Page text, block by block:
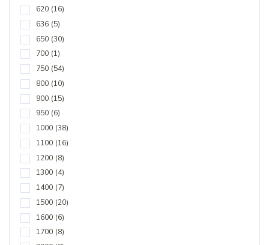
620 (16)
636 (5)
650 (30)
700 (1)
750 (54)
800 (10)
900 (15)
950 (6)
1000 (38)
1100 (16)
1200 (8)
1300 (4)
1400 (7)
1500 (20)
1600 (6)
1700 (8)